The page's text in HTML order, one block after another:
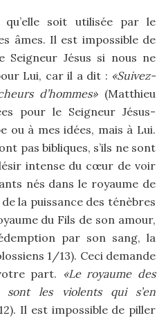
soit utilisée par le
âmes. Il est impossible de
Seigneur Jésus si nous ne
Lui, car il a dit : «Suivez-
d’hommes»(Matthieu
pour le Seigneur Jésus-
ou à mes idées, mais à Lui.
pas bibliques, s’ils ne sont
intense du cœur de voir
nés dans le royaume de
la puissance des ténèbres
du Fils de son amour,
par son sang, la
1/13). Ceci demande
part. «Le royaume des
les violents qui s’en
Il est impossible de piller